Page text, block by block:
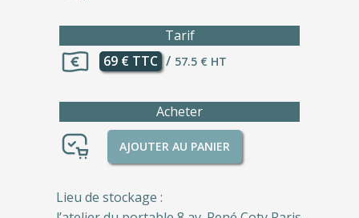
Tarif
69 € TTC / 57.5 € HT
Acheter
AJOUTER AU PANIER
Lieu de stockage :